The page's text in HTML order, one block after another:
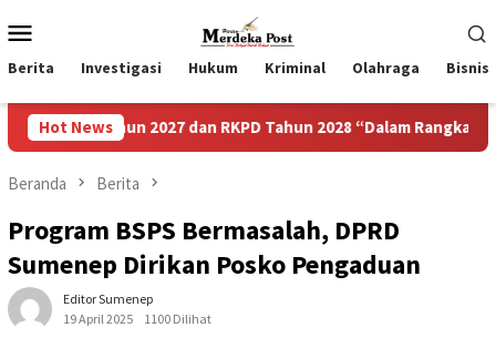
ke
kontenMobile
Berita Investigasi Hukum Kriminal Olahraga Bisnis
Hot News
2027 dan RKPD Tahun 2028 “Dalam Rangka Mewujudkan
Beranda Berita
Program BSPS Bermasalah, DPRD
Sumenep Dirikan Posko Pengaduan
Editor Sumenep
19 April 2025
1100 Dilihat